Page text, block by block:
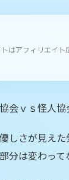
はアフィリエイト
会ｖｓ怪人協
しさが見えた
分は変わって